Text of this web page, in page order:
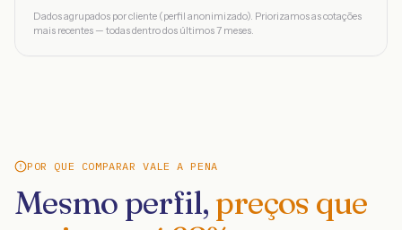
Dados agrupados por cliente (perfil anonimizado). Priorizamos as cotações
mais recentes — todas dentro dos últimos 7 meses.
POR QUE COMPARAR VALE A PENA
Mesmo perfil, preços que